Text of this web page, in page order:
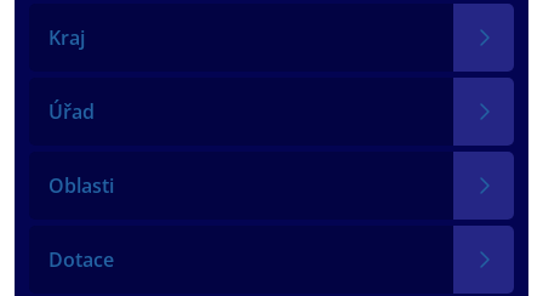
Kraj
Úřad
Oblasti
Dotace